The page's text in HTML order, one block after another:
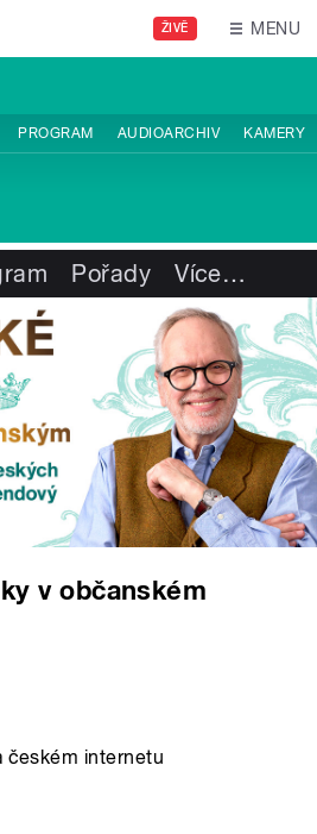
ŽIVĚ MENU
PROGRAM AUDIOARCHIV KAMERY
Pořady Více…
v občanském
českém internetu